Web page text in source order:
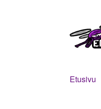
Siirry
Siirry
sisältöön
Etusivu